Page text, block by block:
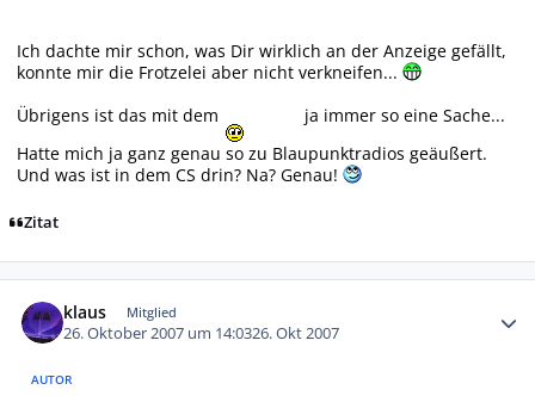
Ich dachte mir schon, was Dir wirklich an der Anzeige gefällt,
konnte mir die Frotzelei aber nicht verkneifen...
Übrigens ist das mit dem
ja immer so eine Sache...
Hatte mich ja ganz genau so zu Blaupunktradios geäußert.
Und was ist in dem CS drin? Na? Genau!
Zitat
klaus Mitglied
26. Oktober 2007 um 14:0326. Okt 2007
AUTOR